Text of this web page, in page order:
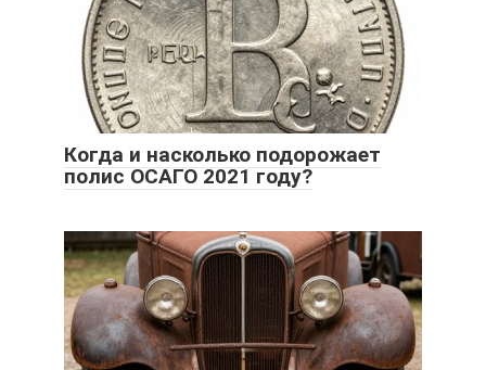
Когда и насколько подорожает
полис ОСАГО 2021 году?